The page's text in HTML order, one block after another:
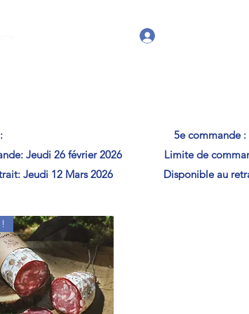
: 5e commande :
Jeudi 26 février 2026 Limite de
Jeudi 12 Mars 2026 Disponible au